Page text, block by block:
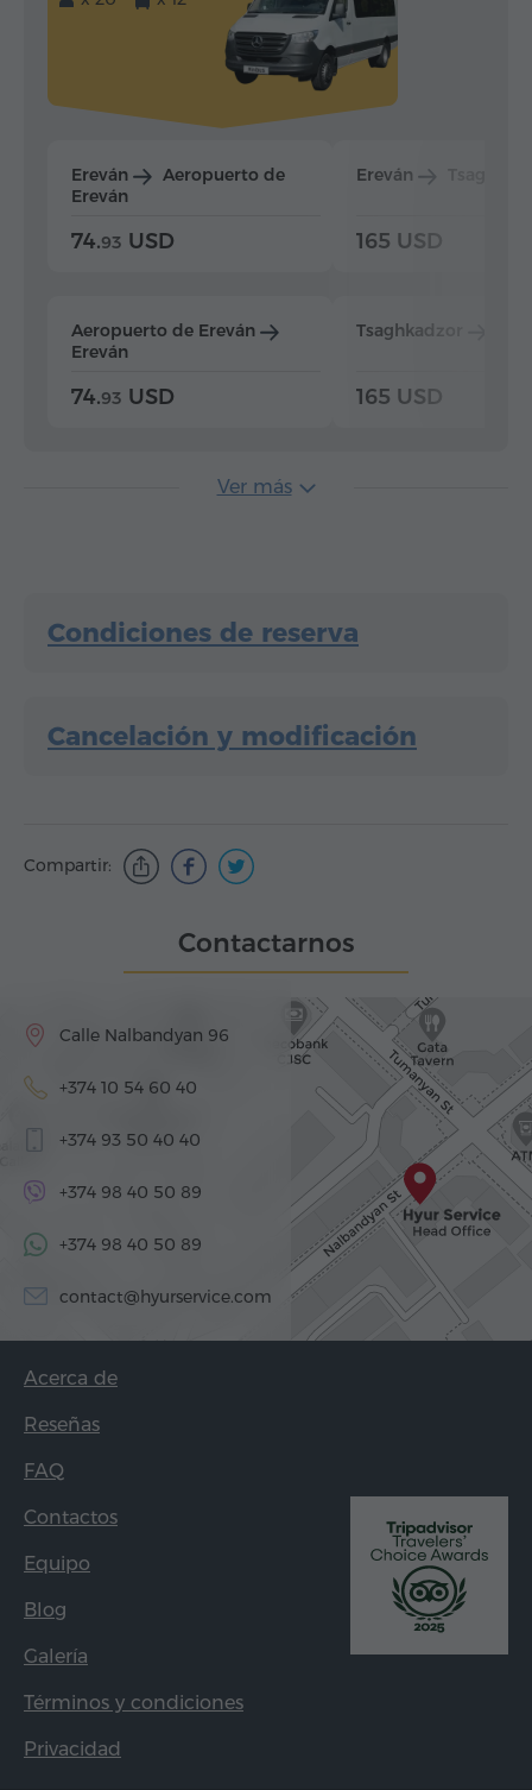
Ereván
Aeropuerto de
Ereván
74.93 USD
Aeropuerto de Ereván
Ereván
74.93 USD
Ereván
165 USD
Tsaghkadzor
165 USD
Ver más
Condiciones de reserva
Cancelación y modificación
Compartir:
Contactarnos
Calle Nalbandyan 96
+374 10 54 60 40
+374 93 50 40 40
+374 98 40 50 89
+374 98 40 50 89
contact@hyurservice.com
Acerca de
Reseñas
FAQ
Contactos
Equipo
Blog
Galería
Términos y condiciones
Privacidad